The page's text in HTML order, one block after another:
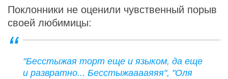
Поклонники не оценили чувственный порыв
своей любимицы:
"Бесстыжая торт еще и языком, да еще
и развратно... Бесстыжааааяяя", "Оля